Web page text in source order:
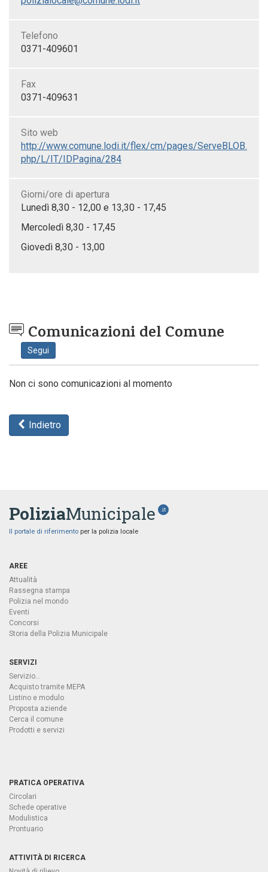
Telefono
0371-409601
Fax
0371-409631
Sito web
http://www.comune.lodi.it/flex/cm/pages/ServeBLOB.
php/L/IT/IDPagina/284
Giorni/ore di apertura
Lunedì 8,30 - 12,00 e 13,30 - 17,45
Mercoledì 8,30 - 17,45
Giovedì 8,30 - 13,00
Comunicazioni del Comune
Segui
Non ci sono comunicazioni al momento
Indietro
PoliziaMunicipale .it
Il portale di riferimento per la polizia locale
AREE
Attualità
Rassegna stampa
Polizia nel mondo
Eventi
Concorsi
Storia della Polizia Municipale
SERVIZI
Servizio...
Acquisto tramite MEPA
Listino e modulo
Proposta aziende
Cerca il comune
Prodotti e servizi
PRATICA OPERATIVA
Circolari
Schede operative
Modulistica
Prontuario
ATTIVITÀ DI RICERCA